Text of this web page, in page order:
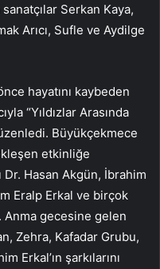
Serkan Kaya,
Arıcı, Sufle ve Aydilge
hayatını kaybeden
“Yıldızlar Arasında
Büyükçekmece
etkinliğe
Hasan Akgün, İbrahim
Eralp Erkal ve birçok
Anma gecesine gelen
Zehra, Kafadar Grubu,
Erkal’ın şarkılarını